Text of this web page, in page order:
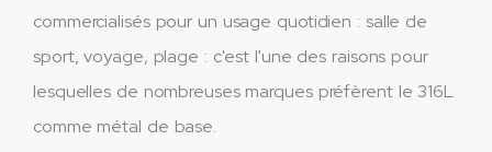
commercialisés pour un usage quotidien : salle de
sport, voyage, plage : c'est l'une des raisons pour
lesquelles de nombreuses marques préfèrent le 316L
comme métal de base.